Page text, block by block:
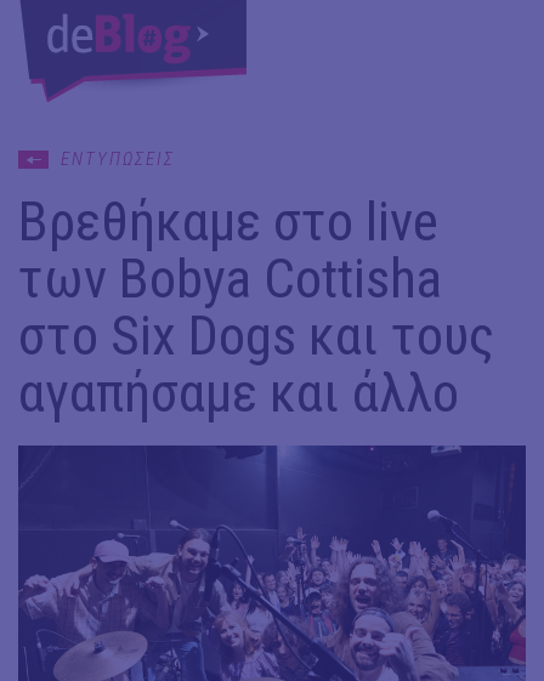
ΕΝΤΥΠΩΣΕΙΣ
Βρεθήκαμε στο live
των Bobya Cottisha
στο Six Dogs και τους
αγαπήσαμε και άλλο